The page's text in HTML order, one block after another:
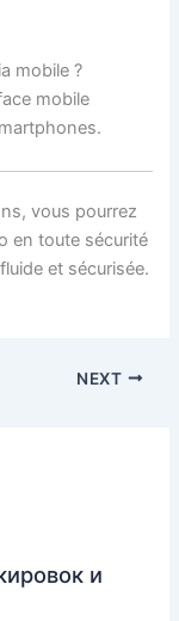
mobile ?
mobile
vous pourrez
en toute sécurité
et sécurisée.
NEXT
и